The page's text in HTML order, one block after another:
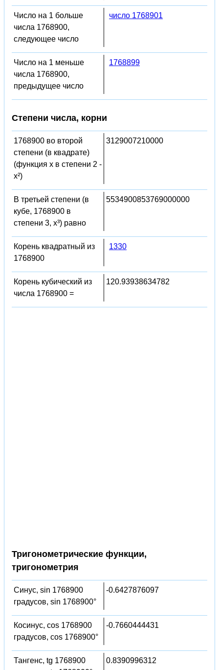
Число на 1 больше
числа 1768900,
следующее число
число 1768901
Число на 1 меньше
числа 1768900,
предыдущее число
1768899
Степени числа, корни
1768900 во второй
степени (в квадрате)
(функция x в степени 2 -
x²)
3129007210000
В третьей степени (в
кубе, 1768900 в
степени 3, x³) равно
5534900853769000000
Корень квадратный из
1768900
1330
Корень кубический из
числа 1768900 =
120.93938634782
Тригонометрические функции,
тригонометрия
Синус, sin 1768900
градусов, sin 1768900°
-0.6427876097
Косинус, cos 1768900
градусов, cos 1768900°
-0.7660444431
Тангенс, tg 1768900
0.8390996312